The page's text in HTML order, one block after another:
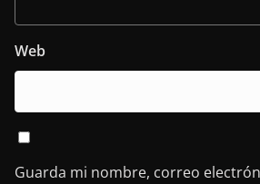
Web
Guarda mi nombre, correo